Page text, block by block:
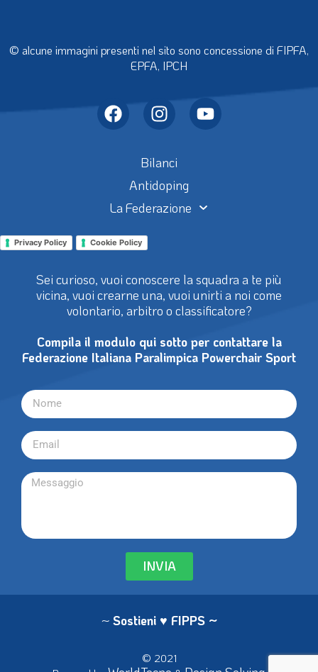
© alcune immagini presenti nel sito sono concessione di FIPFA,
EPFA, IPCH
Bilanci
Antidoping
La Federazione
Privacy Policy Cookie Policy
Sei curioso, vuoi conoscere la squadra a te più
vicina, vuoi crearne una, vuoi unirti a noi come
volontario, arbitro o classificatore?
Compila il modulo qui sotto per contattare la
Federazione Italiana Paralimpica Powerchair Sport
INVIA
~ Sostieni ♥ FIPPS ~
© 2021